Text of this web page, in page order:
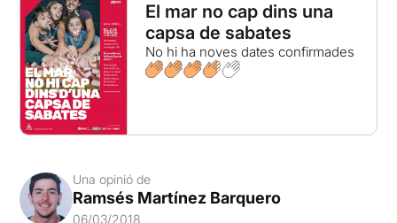
El mar no cap dins una
capsa de sabates
No hi ha noves dates confirmades
Una opinió de
Ramsés Martínez Barquero
06/03/2018